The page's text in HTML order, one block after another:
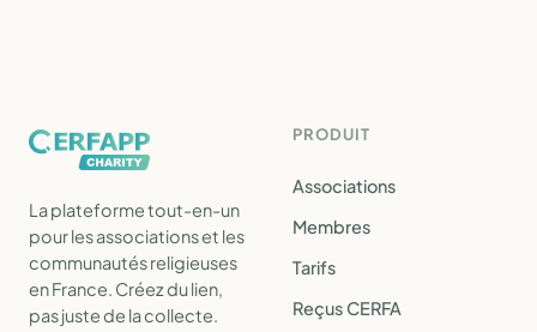
La plateforme tout-en-un
pour les associations et les
communautés religieuses
en France. Créez du lien,
pas juste de la collecte.
PRODUIT
Associations
Membres
Tarifs
Reçus CERFA